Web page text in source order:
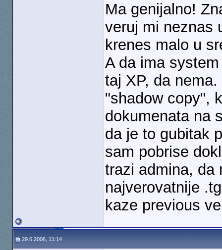
Ma genijalno!
veruj mi neznas
krenes malo u
A da ima
taj XP, da
"shadow copy",
dokumenata na
da je to gubitak
sam pobrise
trazi admina, da
najverovatnije
kaze previous
29.6.2006, 11:14